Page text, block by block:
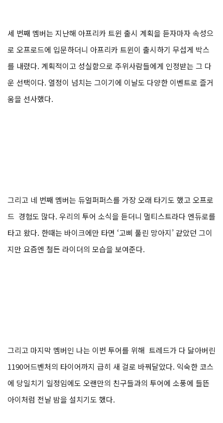
세 번째 멤버는 지난해 아프리카 트윈 출시 계획을 듣자마자 속성으
로 오프로드에 입문하더니 아프리카 트윈이 출시하기 무섭게 박스
를 내렸다. 계획적이고 성실함으로 주위사람들에게 인정받는 그 다
운 선택이다. 열정이 넘치는 그이기에 이날도 다양한 이벤트로 즐거
움을 선사했다.
그리고 네 번째 멤버는 듀얼퍼퍼스를 가장 오래 타기도 했고 오프로
드 경험도 많다. 우리의 투어 소식을 듣더니 멀티스트라다 엔듀로를
타고 왔다. 한때는 바이크에만 타면 ‘고삐 풀린 망아지’ 같았던 그이
지만 요즘엔 철든 라이더의 모습을 보여준다.
그리고 마지막 멤버인 나는 이번 투어를 위해 트레드가 다 닳아버린
1190어드벤처의 타이어까지 급히 새 걸로 바꿔달았다. 익숙한 코스
에 당일치기 일정임에도 오랜만의 친구들과의 투어에 소풍에 들뜬
아이처럼 전날 밤을 설치기도 했다.